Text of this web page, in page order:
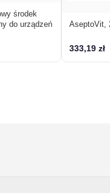
środek
do urządzeń
AseptoVit,
333,19 zł